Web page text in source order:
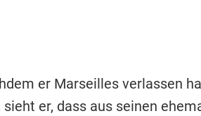
er Marseilles verlassen
er, dass aus seinen